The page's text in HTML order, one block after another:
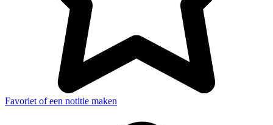
Favoriet of een notitie maken